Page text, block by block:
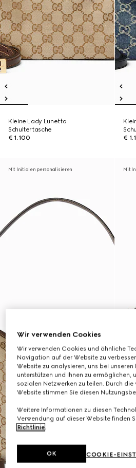
Kleine Lady Lunetta
Schultertasche
€ 1.100
€
Mit Initialen personalisieren Mit
Wir verwenden Cookies
Wir verwenden Cookies und ähnliche
Navigation auf der Website zu
Website zu analysieren, uns bei
unterstützen und Ihnen zu ermöglichen,
sozialen Netzwerken zu teilen. Durch
Website stimmen Sie diesen
Weitere Informationen zu diesen
Verwendung auf dieser Website finden
Richtlinie.
COOKIE-
OK